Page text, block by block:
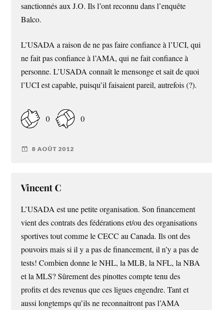
sanctionnés aux J.O. Ils l’ont reconnu dans l’enquête
Balco.
L’USADA a raison de ne pas faire confiance à l’UCI, qui
ne fait pas confiance à l’AMA, qui ne fait confiance à
personne. L’USADA connaît le mensonge et sait de quoi
l’UCI est capable, puisqu’il faisaient pareil, autrefois (?).
0 0
8 AOÛT 2012
Vincent C
L’USADA est une petite organisation. Son financement
vient des contrats des fédérations et/ou des organisations
sportives tout comme le CECC au Canada. Ils ont des
pouvoirs mais si il y a pas de financement, il n’y a pas de
tests! Combien donne le NHL, la MLB, la NFL, la NBA
et la MLS? Sûrement des pinottes compte tenu des
profits et des revenus que ces ligues engendre. Tant et
aussi longtemps qu’ils ne reconnaitront pas l’AMA